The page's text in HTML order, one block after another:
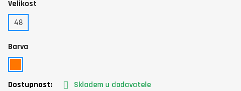
Velikost
48
Barva
Dostupnost: Skladem u dodavatele